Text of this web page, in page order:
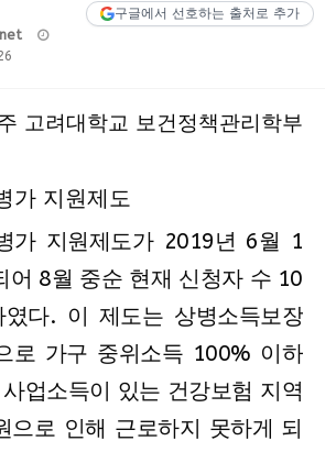
구글에서 선호하는 출처로 추가
고려대학교 보건정책관리학부
가 지원제도
가 지원제도가 2019년 6월 1
어 8월 중순 현재 신청자 수 10
였다. 이 제도는 상병소득보장
로 가구 중위소득 100% 이하
업소득이 있는 건강보험 지역
으로 인해 근로하지 못하게 되